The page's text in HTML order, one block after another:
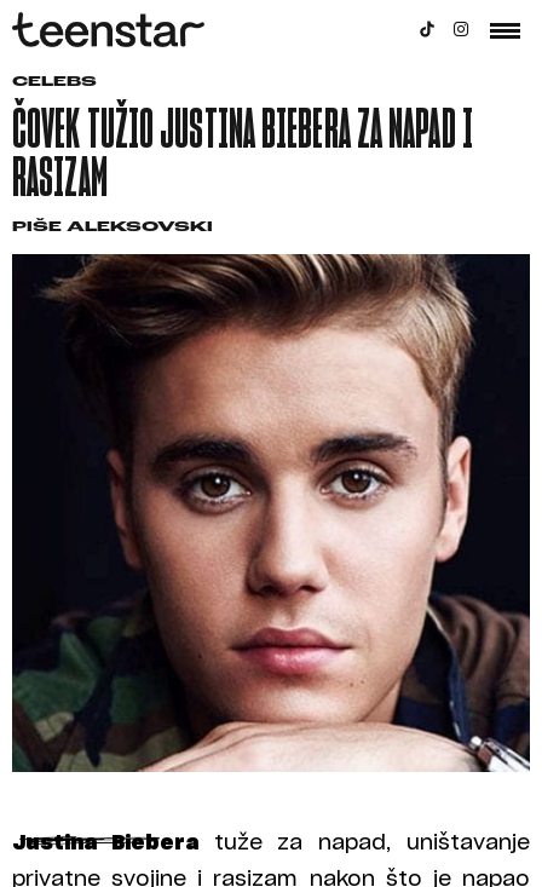
CELEBS
ČOVEK TUŽIO JUSTINA BIEBERA ZA NAPAD I
RASIZAM
PIŠE ALEKSOVSKI
Justina Bieberatuže za napad, uništavanje
privatne svojine i rasizam nakon što je napao